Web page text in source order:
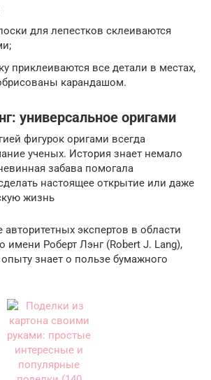
для лепестков склеиваются
приклеиваются все детали в местах,
карандашом.
универсальное оригами
фигурок оригами всегда
ученых. История знает немало
забава помогала
настоящее открытие или даже
жизнь
экспертов в области
имени Роберт Лэнг (Robert J. Lang),
знает о пользе бумажного